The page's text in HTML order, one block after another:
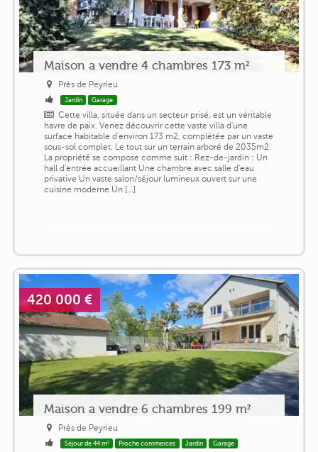
Maison a vendre 4 chambres 173 m²
Près de Peyrieu
Jardin Garage
Cette villa, située dans un secteur prisé, est un véritable
havre de paix. Venez découvrir cette vaste villa d'une
surface habitable d'environ 173 m2, complétée par un vaste
sous-sol complet. Le tout sur un terrain arboré de 2035m2.
La propriété se compose comme suit : Rez-de-jardin : Un
hall d'entrée accueillant Une chambre avec salle d'eau
privative Un vaste salon/séjour lumineux ouvert sur une
cuisine moderne Un [...]
420 000 €
Maison a vendre 6 chambres 199 m²
Près de Peyrieu
Séjour de 44 m² Proche commerces Jardin Garage